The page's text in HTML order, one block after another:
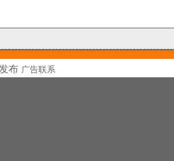
布 广告联系